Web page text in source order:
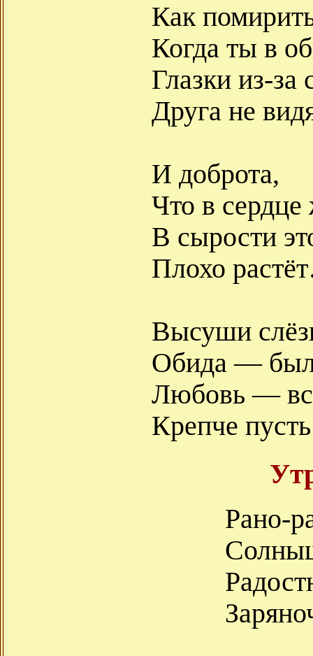
Как
Когда ты в
Глазки из-за
Друга не
И доброта,
Что в сердце
В сырости
Плохо
Высуши
Обида —
Любовь —
Крепче
Рано-